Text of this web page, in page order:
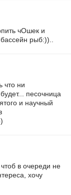
чОшек и
рыб:))..
что ни
песочница
и научный
в очереди не
хочу